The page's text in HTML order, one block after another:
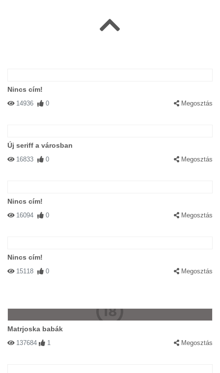
Nincs cím!
14936 0 Megosztás
Új seriff a városban
16833 0 Megosztás
Nincs cím!
16094 0 Megosztás
Nincs cím!
15118 0 Megosztás
Matrjoska babák
137684 1 Megosztás